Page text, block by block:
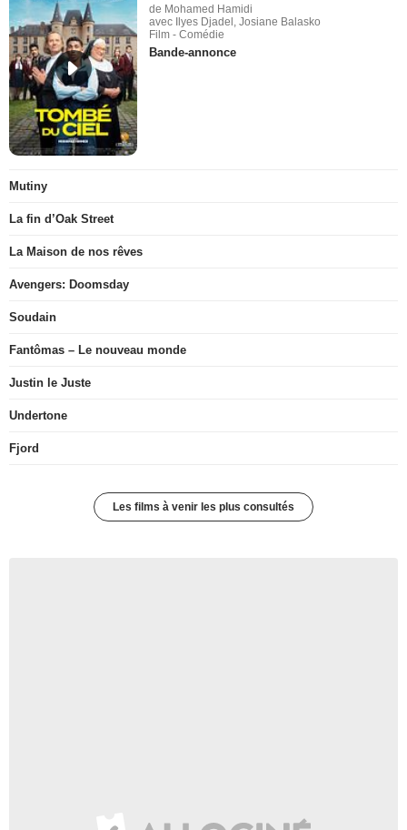
de Mohamed Hamidi
avec Ilyes Djadel, Josiane Balasko
Film - Comédie
Bande-annonce
Mutiny
La fin d’Oak Street
La Maison de nos rêves
Avengers: Doomsday
Soudain
Fantômas – Le nouveau monde
Justin le Juste
Undertone
Fjord
Les films à venir les plus consultés